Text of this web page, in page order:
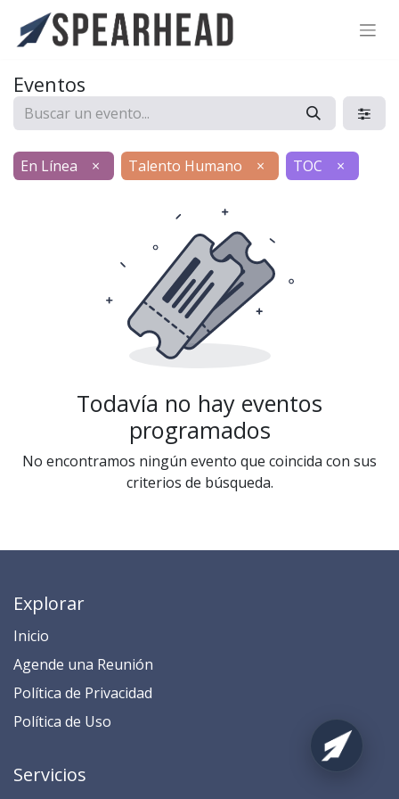
Eventos
En Línea × Talento Humano × TOC ×
Todavía no hay eventos
programados
No encontramos ningún evento que coincida con sus
criterios de búsqueda.
Explorar
Inicio
​​​​​​​​​​​​​​​​​​​​​​​​​​​​A​gend​e ​u​na​ Reunión​
​​​​​​P​o​l​ítica de Privacidad
​​​​​​​​​​​P​o​l​í​t​ic​a​ d​e ​U​so​
Servicios